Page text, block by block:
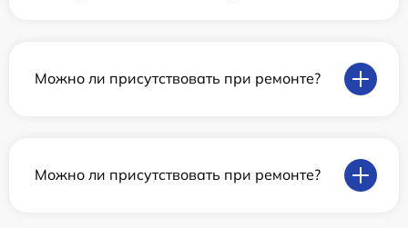
Можно ли присутствовать при ремонте?
Можно ли присутствовать при ремонте?